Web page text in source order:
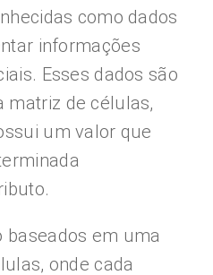
como dados
informações
Esses dados são
matriz de células,
um valor que
baseados em uma
onde cada